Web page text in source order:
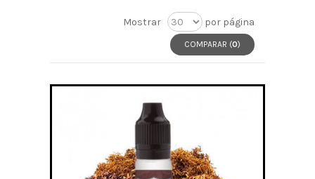
Mostrar por página
COMPARAR (0)